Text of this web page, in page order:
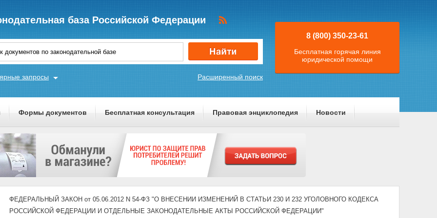
база Российской Федерации
Расширенный поиск
запросы
8 (800) 350-23-61
Бесплатная горячая линия
юридической помощи
Формы документов Бесплатная консультация Правовая энциклопедия Новости
ФЕДЕРАЛЬНЫЙ ЗАКОН от 05.06.2012 N 54-ФЗ "О ВНЕСЕНИИ ИЗМЕНЕНИЙ В СТАТЬИ 230 И 232 УГОЛОВНОГО КОДЕКСА
РОССИЙСКОЙ ФЕДЕРАЦИИ И ОТДЕЛЬНЫЕ ЗАКОНОДАТЕЛЬНЫЕ АКТЫ РОССИЙСКОЙ ФЕДЕРАЦИИ"